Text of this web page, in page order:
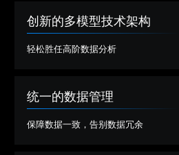
创新的多模型技术架构
轻松胜任高阶数据分析
统一的数据管理
保障数据一致，告别数据冗余